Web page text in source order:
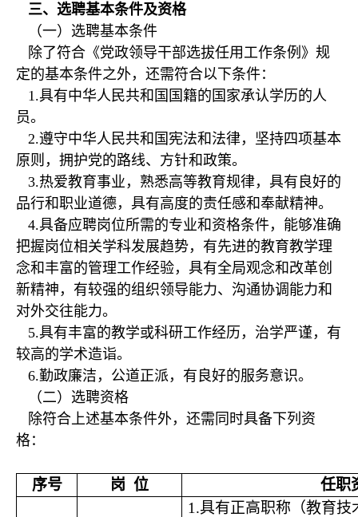
三、选聘基本条件及资格
（一）选聘基本条件
除了符合《党政领导干部选拔任用工作条例》规
定的基本条件之外，还需符合以下条件：
1.具有中华人民共和国国籍的国家承认学历的人
员。
2.遵守中华人民共和国宪法和法律，坚持四项基本
原则，拥护党的路线、方针和政策。
3.热爱教育事业，熟悉高等教育规律，具有良好的
品行和职业道德，具有高度的责任感和奉献精神。
4.具备应聘岗位所需的专业和资格条件，能够准确
把握岗位相关学科发展趋势，有先进的教育教学理
念和丰富的管理工作经验，具有全局观念和改革创
新精神，有较强的组织领导能力、沟通协调能力和
对外交往能力。
5.具有丰富的教学或科研工作经历，治学严谨，有
较高的学术造诣。
6.勤政廉洁，公道正派，有良好的服务意识。
（二）选聘资格
除符合上述基本条件外，还需同时具备下列资
格：
序号 岗 位 任职
1.具有正高职称（教育